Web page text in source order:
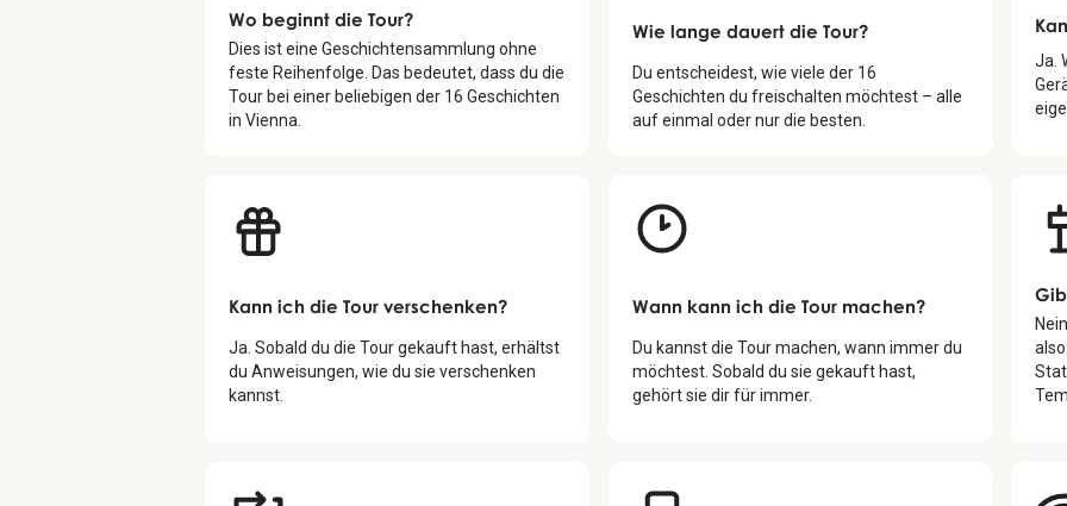
Wo beginnt die Tour?
Dies ist eine Geschichtensammlung ohne
feste Reihenfolge. Das bedeutet, dass du die
Tour bei einer beliebigen der 16 Geschichten
in Vienna
Wie lange dauert die Tour?
Du entscheidest, wie viele der 16
Geschichten du freischalten möchtest – alle
auf einmal oder nur die besten.
Ja.
Kann ich die Tour verschenken?
Ja. Sobald du die Tour gekauft hast, erhältst
du Anweisungen, wie du sie verschenken
kannst.
Wann kann ich die Tour machen?
Du kannst die Tour machen, wann immer du
möchtest. Sobald du sie gekauft hast,
gehört sie dir für immer.